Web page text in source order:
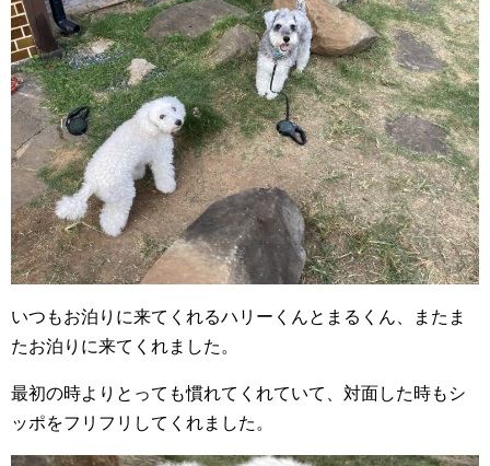
いつもお泊りに来てくれるハリーくんとまるくん、またま
たお泊りに来てくれました。
最初の時よりとっても慣れてくれていて、対面した時もシ
ッポをフリフリしてくれました。